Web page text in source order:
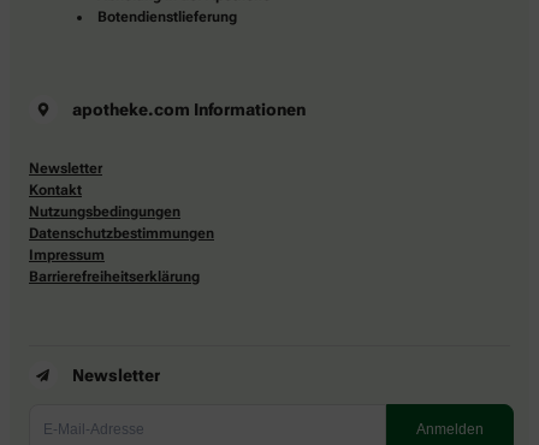
Botendienstlieferung
apotheke.com Informationen
Newsletter
Kontakt
Nutzungsbedingungen
Datenschutzbestimmungen
Impressum
Barrierefreiheitserklärung
Newsletter